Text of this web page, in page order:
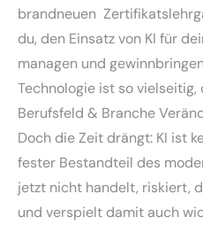
brandneuen
du, den Einsatz von KI für
managen und
Technologie ist so vielseitig,
Berufsfeld & Branche
Doch die Zeit drängt: KI ist
fester Bestandteil des
jetzt nicht handelt, riskiert,
und verspielt damit auch